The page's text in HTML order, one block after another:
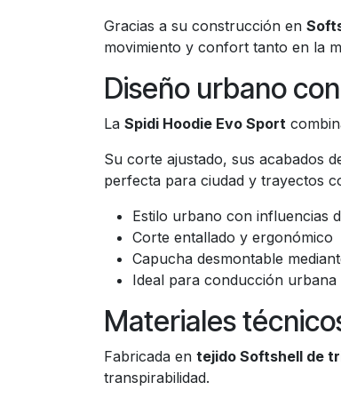
Gracias a su construcción en
movimiento y confort tanto en la
Diseño urbano
La Spidi Hoodie Evo Sport
Su corte ajustado, sus acabados
perfecta para ciudad y trayectos
Estilo urbano con influencias
Corte entallado y ergonómico
Capucha desmontable
Ideal para conducción urbana
Materiales
Fabricada en tejido Softshell de
transpirabilidad.